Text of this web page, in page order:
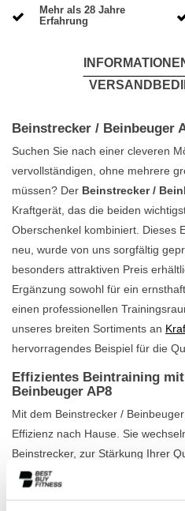
Mehr als 28 Jahre
Erfahrung
Beinstrecker / Beinbeuger
Suchen Sie nach einer cleveren
vervollständigen, ohne mehrere
müssen? Der Beinstrecker /
Kraftgerät, das die beiden
Oberschenkel kombiniert. Dieses
neu, wurde von uns sorgfältig
besonders attraktiven Preis
Ergänzung sowohl für ein
einen professionellen
unseres breiten Sortiments an
hervorragendes Beispiel für die
Effizientes Beintraining
Beinbeuger AP8
Mit dem Beinstrecker /
Effizienz nach Hause. Sie
Beinstrecker, zur Stärkung Ihrer
Beinbeuger, der sich auf Ihre